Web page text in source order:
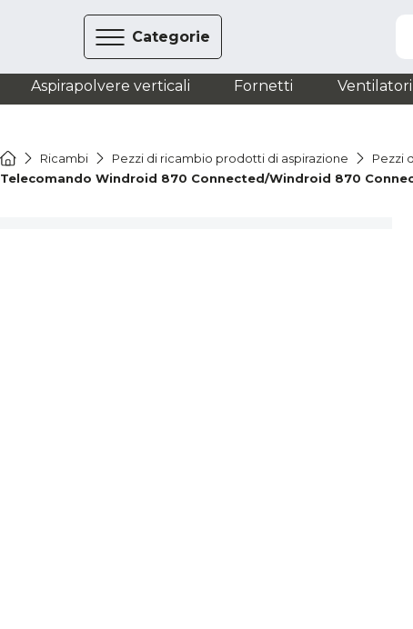
Categorie
Aspirapolvere verticali Fornetti
Ricambi Pezzi di ricambio prodotti di aspirazione
Pezzi
Telecomando Windroid 870 Connected/Windroid 870